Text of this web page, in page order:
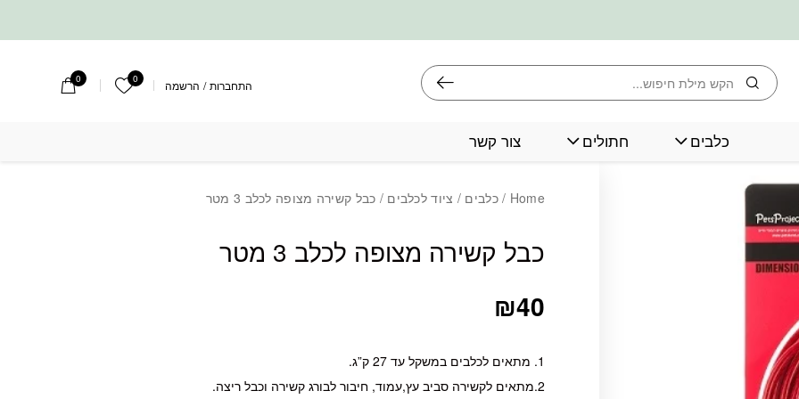
התחברות / הרשמה 0 הרשימה שלי
0 חיפוש
כלבים חתולים צור קשר
Home
/כלבים / ציוד לכלבים / כבל קשירה מצופה לכלב 3 מטר
כבל קשירה מצופה לכלב 3 מטר
₪40
1. מתאים לכלבים במשקל עד 27 ק”ג.
2.מתאים לקשירה סביב עץ,עמוד, חיבור לבורג קשירה וכבל ריצה.